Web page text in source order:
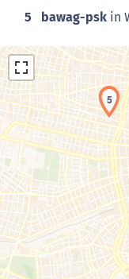
5 bawag-psk in
5